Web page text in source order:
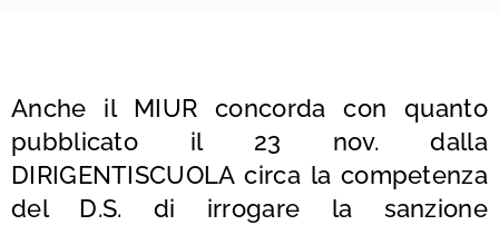
Anche il MIUR concorda con quanto
pubblicato il 23 nov. dalla
DIRIGENTISCUOLAcirca la competenza
del D.S. di irrogare la sanzione